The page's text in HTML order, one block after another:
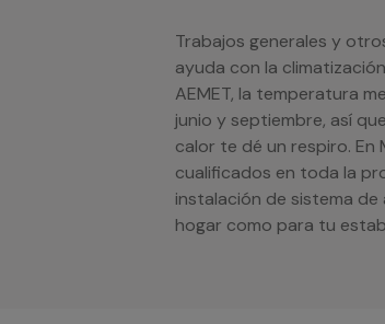
Trabajos generales y
ayuda con la
AEMET, la temperatura
junio y septiembre, así
calor te dé un respiro.
cualificados en toda la
instalación de sistema
hogar como para tu